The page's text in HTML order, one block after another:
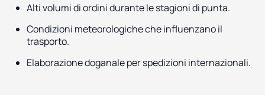
Alti volumi di ordini durante le stagioni di punta.
Condizioni meteorologiche che influenzano il
trasporto.
Elaborazione doganale per spedizioni internazionali.